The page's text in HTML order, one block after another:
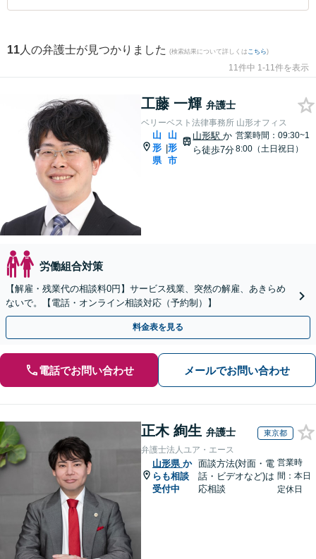
11 人の弁護士が見つかりました (検索結果について詳しくは こちら)
11件中 1-11件を表示
工藤 一輝 弁護士
ベリーベスト法律事務所 山形オフィス
山
形
県
|
山
形
市
山形駅か
ら徒歩7分
営業時間：09:30~1
8:00（土日祝日）
労働組合対策
【解雇・残業代の相談料0円】サービス残業、突然の解雇、あきらめ
ないで。【電話・オンライン相談対応（予約制）】
料金表を見る
電話でお問い合わせ メールでお問い合わせ
正木 絢生 弁護士 東京都
弁護士法人ユア・エース
山形県 か
らも相談
受付中
面談方法(対面・電
話・ビデオなど)は
応相談
営業時
間：本日
定休日